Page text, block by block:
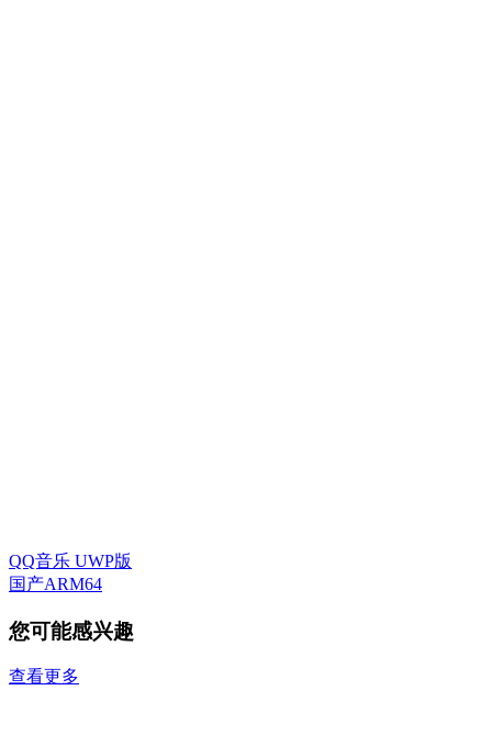
QQ音乐 UWP版
国产ARM64
您可能感兴趣
查看更多